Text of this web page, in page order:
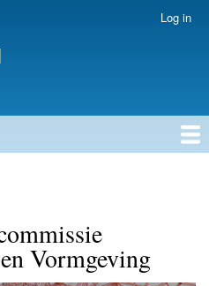
Log in
Vormgeving